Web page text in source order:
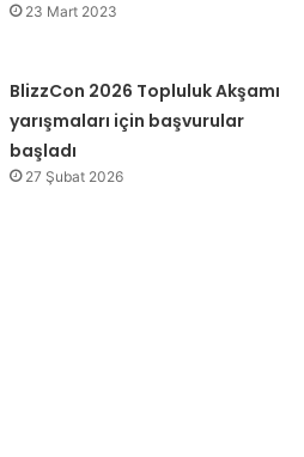
23 Mart 2023
BlizzCon 2026 Topluluk Akşamı
yarışmaları için başvurular
başladı
27 Şubat 2026